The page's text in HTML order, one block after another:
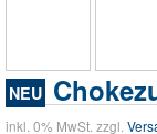
NEU
inkl. 0% MwSt. zzgl.